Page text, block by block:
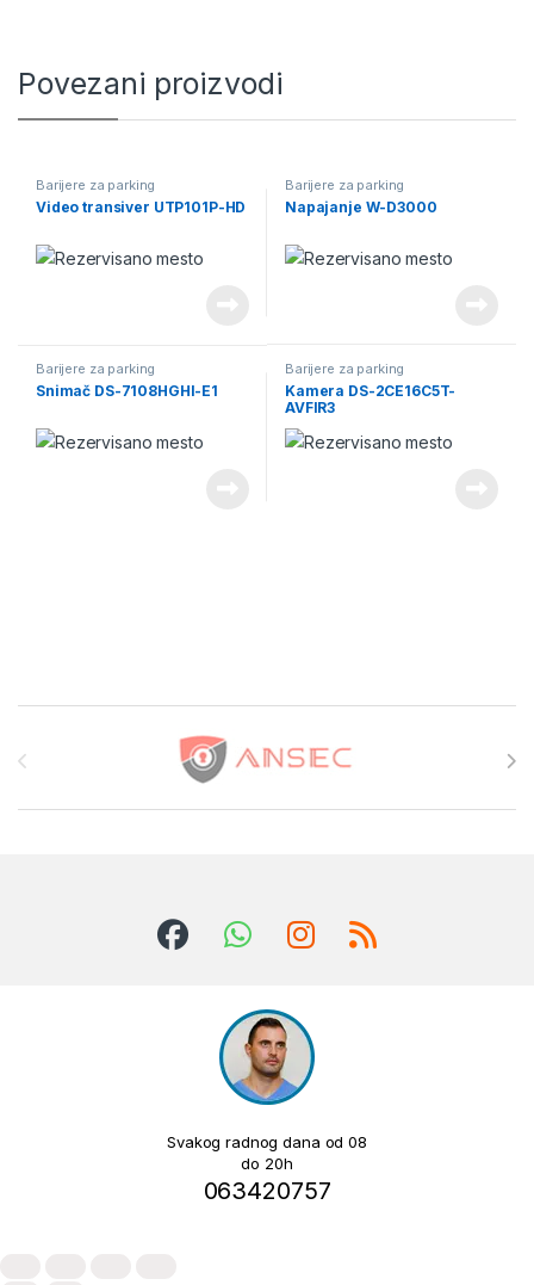
Povezani proizvodi
Barijere za parking
Video transiver UTP101P-HD
Barijere za parking
Napajanje W-D3000
Barijere za parking
Snimač DS-7108HGHI-E1
Barijere za parking
Kamera DS-2CE16C5T-
AVFIR3
Brands Carousel
Svakog radnog dana od 08
do 20h
063420757